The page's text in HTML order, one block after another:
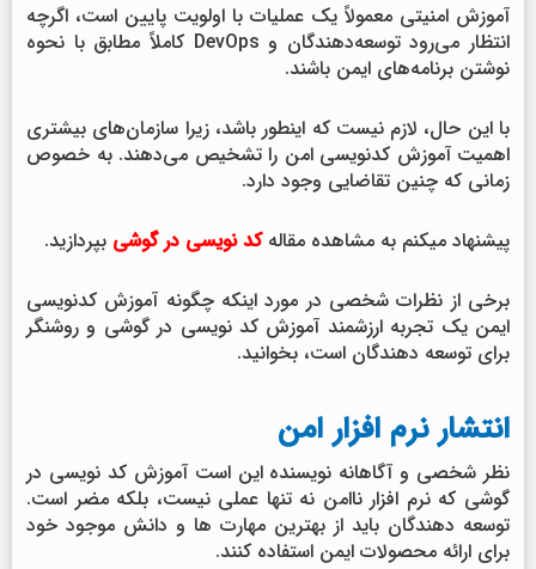
آموزش امنیتی معمولاً یک عملیات با اولویت پایین است، اگرچه
انتظار می‌رود توسعه‌دهندگان و DevOps کاملاً مطابق با نحوه
نوشتن برنامه‌های ایمن باشند.
با این حال، لازم نیست که اینطور باشد، زیرا سازمان‌های بیشتری
اهمیت آموزش کدنویسی امن را تشخیص می‌دهند. به خصوص
زمانی که چنین تقاضایی وجود دارد.
پیشنهاد میکنم به مشاهده مقالهکد نویسی در گوشی بپردازید.
برخی از نظرات شخصی در مورد اینکه چگونه آموزش کدنویسی
ایمن یک تجربه ارزشمند آموزش کد نویسی در گوشی و روشنگر
برای توسعه دهندگان است، بخوانید.
انتشار نرم افزار امن
نظر شخصی و آگاهانه نویسنده این است آموزش کد نویسی در
گوشی که نرم افزار ناامن نه تنها عملی نیست، بلکه مضر است.
توسعه دهندگان باید از بهترین مهارت ها و دانش موجود خود
برای ارائه محصولات ایمن استفاده کنند.